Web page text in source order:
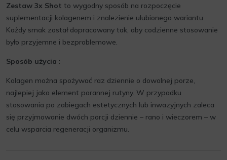
Zestaw 3x Shot to wygodny sposób na rozpoczęcie
suplementacji kolagenem i znalezienie ulubionego wariantu.
Każdy smak został dopracowany tak, aby codzienne stosowanie
było przyjemne i bezproblemowe.
Sposób użycia :
Kolagen można spożywać raz dziennie o dowolnej porze,
najlepiej jako element porannej rutyny. W przypadku
stosowania po zabiegach estetycznych lub inwazyjnych zaleca
się przyjmowanie dwóch porcji dziennie – rano i wieczorem – w
celu wsparcia regeneracji organizmu.